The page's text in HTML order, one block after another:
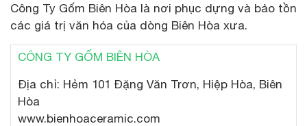
Công Ty Gốm Biên Hòa là nơi phục dựng và bảo tồn
các giá trị văn hóa của dòng Biên Hòa xưa.
CÔNG TY GỐM BIÊN HÒA
Địa chỉ: Hẻm 101 Đặng Văn Trơn, Hiệp Hòa, Biên
Hòa
www.bienhoaceramic.com